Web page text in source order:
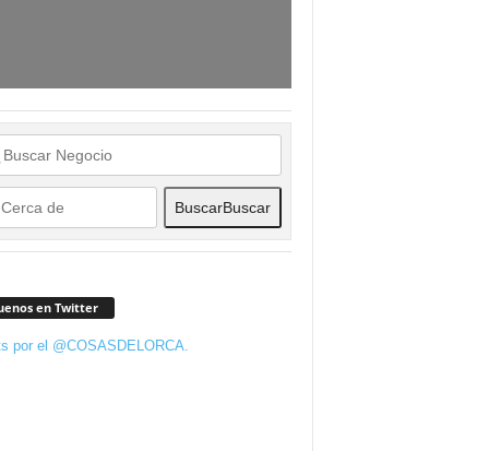
BuscarBuscar
en Twitter
por el @COSASDELORCA.